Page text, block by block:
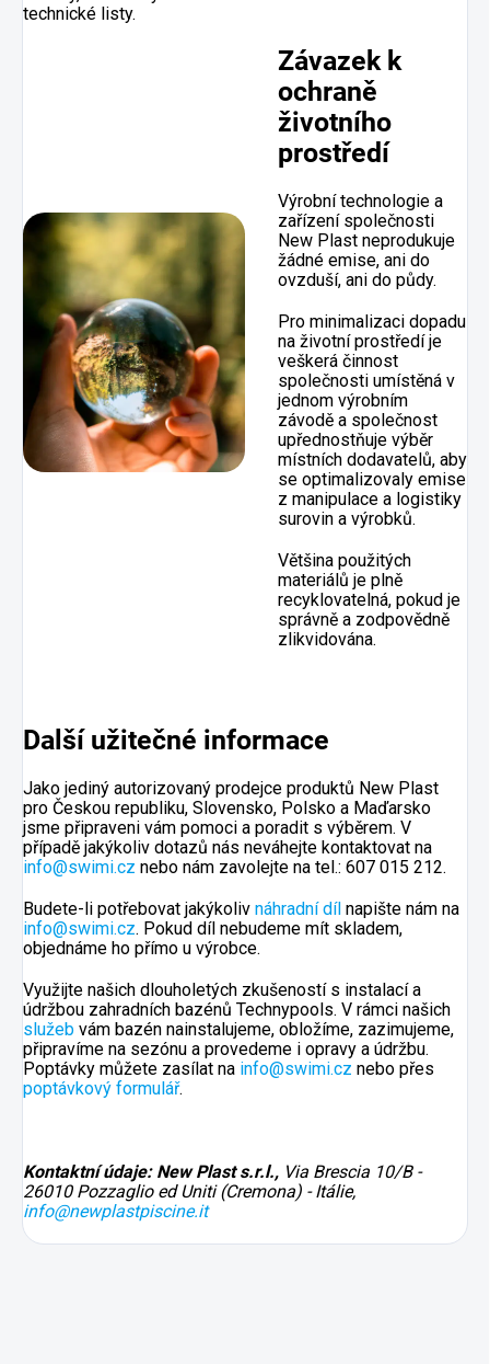
technické listy.
Závazek k
ochraně
životního
prostředí
Výrobní technologie a
zařízení společnosti
New Plast neprodukuje
žádné emise, ani do
ovzduší, ani do půdy.
Pro minimalizaci dopadu
na životní prostředí je
veškerá činnost
společnosti umístěná v
jednom výrobním
závodě a společnost
upřednostňuje výběr
místních dodavatelů, aby
se optimalizovaly emise
z manipulace a logistiky
surovin a výrobků.
Většina použitých
materiálů je plně
recyklovatelná, pokud je
správně a zodpovědně
zlikvidována.
Další užitečné informace
Jako jediný autorizovaný prodejce produktů New Plast
pro Českou republiku, Slovensko, Polsko a Maďarsko
jsme připraveni vám pomoci a poradit s výběrem. V
případě jakýkoliv dotazů nás neváhejte kontaktovat na
info@swimi.cz nebo nám zavolejte na tel.: 607 015 212.
Budete-li potřebovat jakýkoliv náhradní díl napište nám na
info@swimi.cz. Pokud díl nebudeme mít skladem,
objednáme ho přímo u výrobce.
Využijte našich dlouholetých zkušeností s instalací a
údržbou zahradních bazénů Technypools. V rámci našich
služeb vám bazén nainstalujeme, obložíme, zazimujeme,
připravíme na sezónu a provedeme i opravy a údržbu.
Poptávky můžete zasílat na info@swimi.cz nebo přes
poptávkový formulář.
Kontaktní údaje: New Plast s.r.l., Via Brescia 10/B -
26010 Pozzaglio ed Uniti (Cremona) - Itálie,
info@newplastpiscine.it